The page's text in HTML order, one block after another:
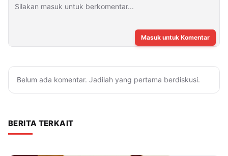
Masuk untuk Komentar
Belum ada komentar. Jadilah yang pertama berdiskusi.
BERITA TERKAIT